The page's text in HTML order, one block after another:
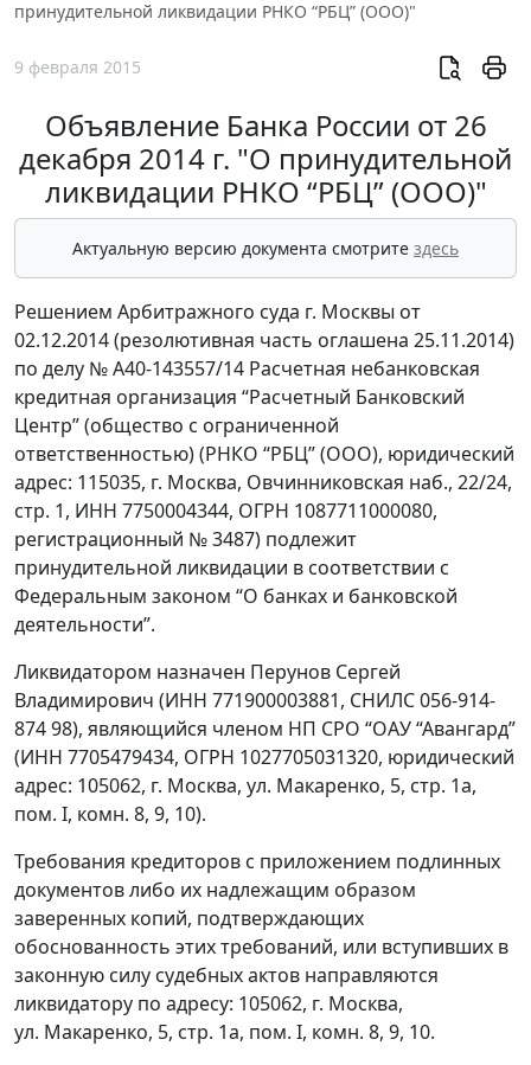
принудительной ликвидации РНКО “РБЦ” (ООО)"
9 февраля 2015
Объявление Банка России от 26
декабря 2014 г. "О принудительной
ликвидации РНКО “РБЦ” (ООО)"
Актуальную версию документа смотрите здесь
Решением Арбитражного суда г. Москвы от
02.12.2014 (резолютивная часть оглашена 25.11.2014)
по делу № А40-143557/14 Расчетная небанковская
кредитная организация “Расчетный Банковский
Центр” (общество с ограниченной
ответственностью) (РНКО “РБЦ” (ООО), юридический
адрес: 115035, г. Москва, Овчинниковская наб., 22/24,
стр. 1, ИНН 7750004344, ОГРН 1087711000080,
регистрационный № 3487) подлежит
принудительной ликвидации в соответствии с
Федеральным законом “О банках и банковской
деятельности”.
Ликвидатором назначен Перунов Сергей
Владимирович (ИНН 771900003881, СНИЛС 056-914-
874 98), являющийся членом НП СРО “ОАУ “Авангард”
(ИНН 7705479434, ОГРН 1027705031320, юридический
адрес: 105062, г. Москва, ул. Макаренко, 5, стр. 1а,
пом. I, комн. 8, 9, 10).
Требования кредиторов с приложением подлинных
документов либо их надлежащим образом
заверенных копий, подтверждающих
обоснованность этих требований, или вступивших в
законную силу судебных актов направляются
ликвидатору по адресу: 105062, г. Москва,
ул. Макаренко, 5, стр. 1а, пом. I, комн. 8, 9, 10.